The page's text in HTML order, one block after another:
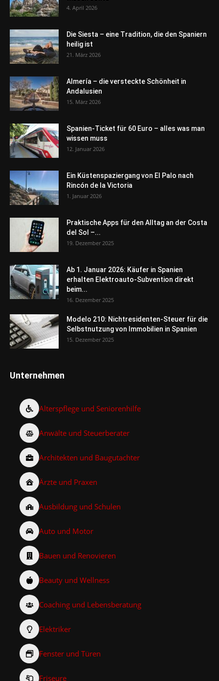
4. April 2026
Die Siesta – eine Tradition, die den Spaniern
heilig ist
21. März 2026
Almería – die versteckte Schönheit in
Andalusien
15. März 2026
Spanien-Ticket für 60 Euro – alles was man
wissen muss
12. Januar 2026
Ein Küstenspaziergang von El Palo nach
Rincón de la Victoria
1. Januar 2026
Praktische Apps für den Alltag an der Costa
del Sol –...
19. Dezember 2025
Ab 1. Januar 2026: Käufer in Spanien
erhalten Elektroauto-Subvention direkt
beim...
16. Dezember 2025
Modelo 210: Nichtresidenten-Steuer für die
Selbstnutzung von Immobilien in Spanien
15. Dezember 2025
Unternehmen
Alterspflege und Seniorenhilfe
Anwälte und Steuerberater
Architekten und Baugutachter
Ärzte und Praxen
Ausbildung und Schulen
Auto und Motor
Bauen und Renovieren
Beauty und Wellness
Coaching und Lebensberatung
Elektriker
Fenster und Türen
Friseure